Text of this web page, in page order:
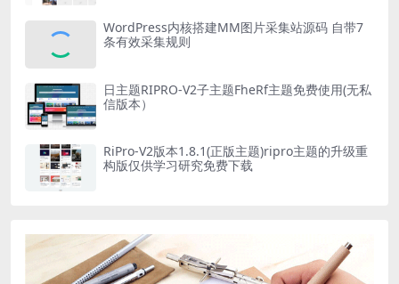
WordPress内核搭建MM图片采集站源码 自带7
条有效采集规则
日主题RIPRO-V2子主题FheRf主题免费使用(无私
信版本）
RiPro-V2版本1.8.1(正版主题)ripro主题的升级重
构版仅供学习研究免费下载